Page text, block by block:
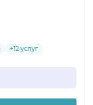
+12 услуг